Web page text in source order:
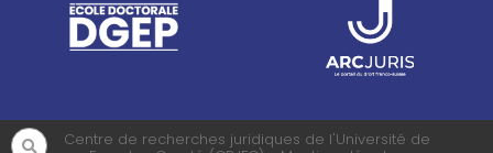
Centre de recherches juridiques de l'Université de